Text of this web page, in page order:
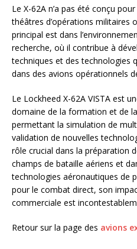
Le X-62A n’a pas été conçu
théâtres d’opérations militaires
principal est dans
recherche, où il contribue à
techniques et des technologies
dans des avions opérationnels
Le Lockheed X-62A VISTA est
domaine de la formation et de
permettant la simulation de
validation de nouvelles
rôle crucial dans la préparation
champs de bataille aériens et
technologies aéronautiques de
pour le combat direct, son
commerciale est
Retour sur la page des avions